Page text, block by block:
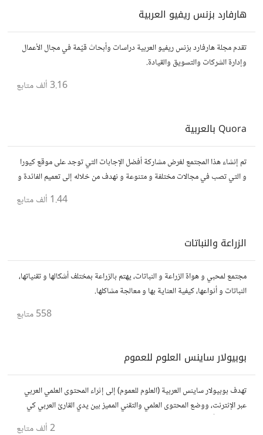
هارفارد بزنس ريفيو العربية
تقدم مجلة هارفارد بزنس ريفيو العربية دراسات وأبحاث قيّمة في مجال الأعمال
وإدارة الشركات والتسويق والقيادة.
3.16 ألف متابع
Quora بالعربية
تم إنشاء هذا المجتمع لغرض مشاركة أفضل الإجابات التي توجد على موقع كيورا
و التي تصب في مجالات مختلفة و متنوعة و نهدف من خلاله إلى تعميم الفائدة و
1.44 ألف متابع
الزراعة والنباتات
مجتمع لمحبي و هواة الزراعة و النباتات، يهتم بالزراعة بمختلف أشكالها و تقنياتها،
النباتات و أنواعها، كيفية العناية بها و معالجة مشاكلها.
558متابع
بوبيولار ساينس العلوم للعموم
تهدف بوبيولار ساينس العربية (العلوم للعموم) إلى إثراء المحتوى العلمي العربي
عبر الإنترنت، ووضع المحتوى العلمي والتقني المميز بين يدي القارئ العربي كي
2 ألف متابع